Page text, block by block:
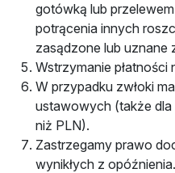
gotówką lub
potrącenia innych
zasądzone lub uznane
Wstrzymanie płatności
W przypadku zwłoki
ustawowych (także
niż PLN).
Zastrzegamy prawo
wynikłych z opóźnienia.